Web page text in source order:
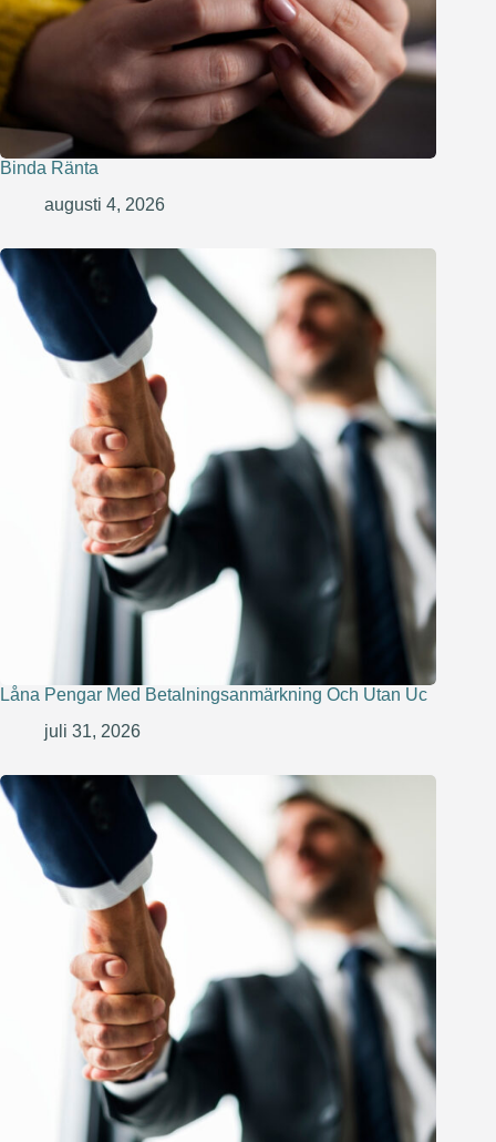
Binda Ränta
augusti 4, 2026
Låna Pengar Med Betalningsanmärkning Och Utan Uc
juli 31, 2026